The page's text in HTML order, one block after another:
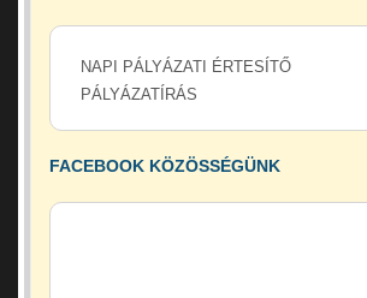
NAPI PÁLYÁZATI ÉRTESÍTŐ
PÁLYÁZATÍRÁS
FACEBOOK KÖZÖSSÉGÜNK